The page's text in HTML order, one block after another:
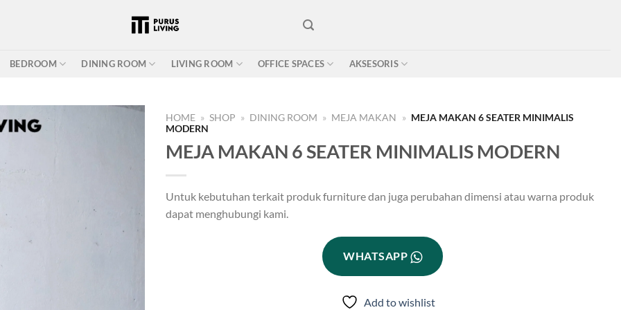
BEDROOM DINING ROOM LIVING ROOM OFFICE SPACES AKSESORIS
HOME » SHOP » DINING ROOM » MEJA MAKAN » MEJA MAKAN 6 SEATER MINIMALIS
MODERN
MEJA MAKAN 6 SEATER MINIMALIS MODERN
Untuk kebutuhan terkait produk furniture dan juga perubahan dimensi atau warna produk
dapat menghubungi kami.
WHATSAPP
Add to wishlist